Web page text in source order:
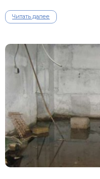
Читать далее